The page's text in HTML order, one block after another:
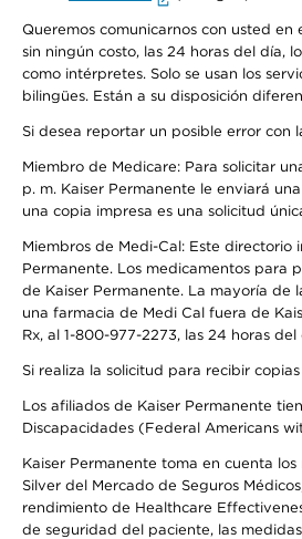
Queremos comunicarnos con usted
sin ningún costo, las 24 horas del día,
como intérpretes. Solo se usan los
bilingües. Están a su disposición
Si desea reportar un posible error
Miembro de Medicare: Para solicitar
p. m. Kaiser Permanente le enviará
una copia impresa es una solicitud
Miembros de Medi-Cal: Este
Permanente. Los medicamentos para
de Kaiser Permanente. La mayoría de
una farmacia de Medi Cal fuera de
Rx, al 1-800-977-2273, las 24 horas
Si realiza la solicitud para recibir
Los afiliados de Kaiser Permanente
Discapacidades (Federal Americans
Kaiser Permanente toma en cuenta
Silver del Mercado de Seguros
rendimiento de Healthcare
de seguridad del paciente, las